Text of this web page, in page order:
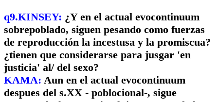
q9.KINSEY: ¿Y en el actual evocontinuum
sobrepoblado, siguen pesando como fuerzas
de reproducción la incestusa y la promiscua?
¿tienen que considerarse para jusgar 'en
justicia' al/ del sexo?
KAMA: Aun en el actual evocontinuum
despues del s.XX - poblocional-, sigue